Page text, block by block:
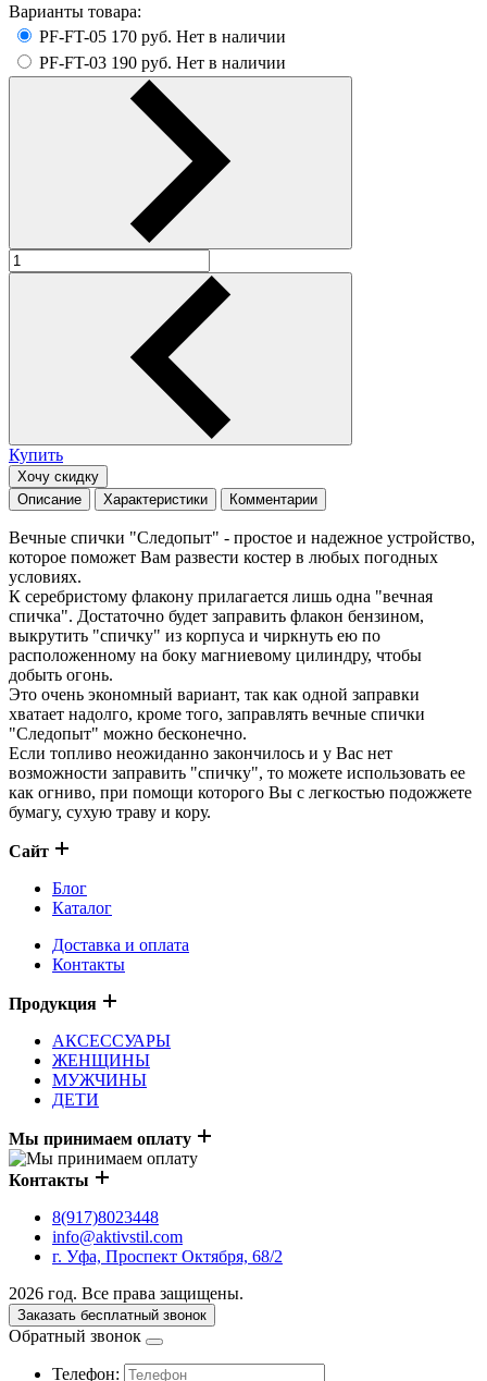
Варианты товара:
PF-FT-05 170 руб. Нет в наличии
PF-FT-03 190 руб. Нет в наличии
Купить
Хочу скидку
Описание
Характеристики Комментарии
Вечные спички "Следопыт" - простое и надежное устройство,
которое поможет Вам развести костер в любых погодных
условиях.
К серебристому флакону прилагается лишь одна "вечная
спичка". Достаточно будет заправить флакон бензином,
выкрутить "спичку" из корпуса и чиркнуть ею по
расположенному на боку магниевому цилиндру, чтобы
добыть огонь.
Это очень экономный вариант, так как одной заправки
хватает надолго, кроме того, заправлять вечные спички
"Следопыт" можно бесконечно.
Если топливо неожиданно закончилось и у Вас нет
возможности заправить "спичку", то можете использовать ее
как огниво, при помощи которого Вы с легкостью подожжете
бумагу, сухую траву и кору.
Сайт
Блог
Каталог
Доставка и оплата
Контакты
Продукция
АКСЕССУАРЫ
ЖЕНЩИНЫ
МУЖЧИНЫ
ДЕТИ
Мы принимаем оплату
Контакты
8(917)8023448
info@aktivstil.com
г. Уфа, Проспект Октября, 68/2
2026 год. Все права защищены.
Заказать бесплатный звонок
Обратный звонок
Телефон: